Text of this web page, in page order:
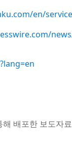
en/service
해 배포한 보도자